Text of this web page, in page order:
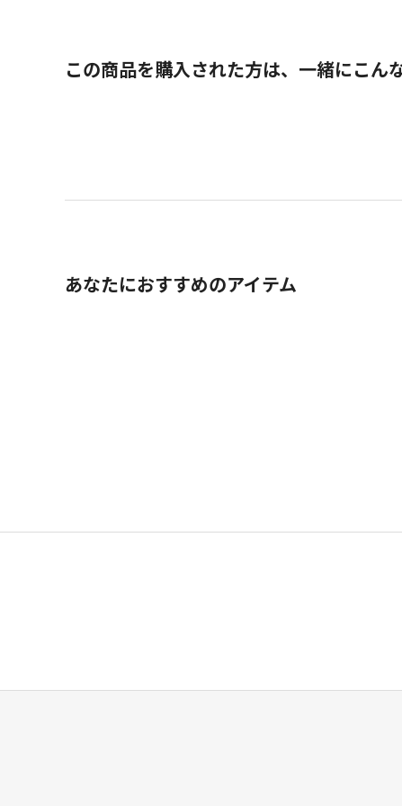
この商品を購入された方は、一緒にこん
あなたにおすすめのアイテム